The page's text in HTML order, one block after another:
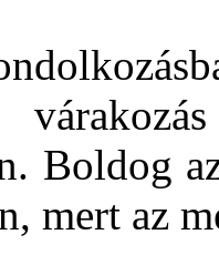
Boldog
mert az